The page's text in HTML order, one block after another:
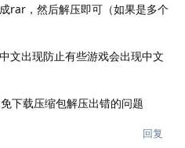
rar，然后解压即可（如果是多个
文出现防止有些游戏会出现中文
下载压缩包解压出错的问题
回复